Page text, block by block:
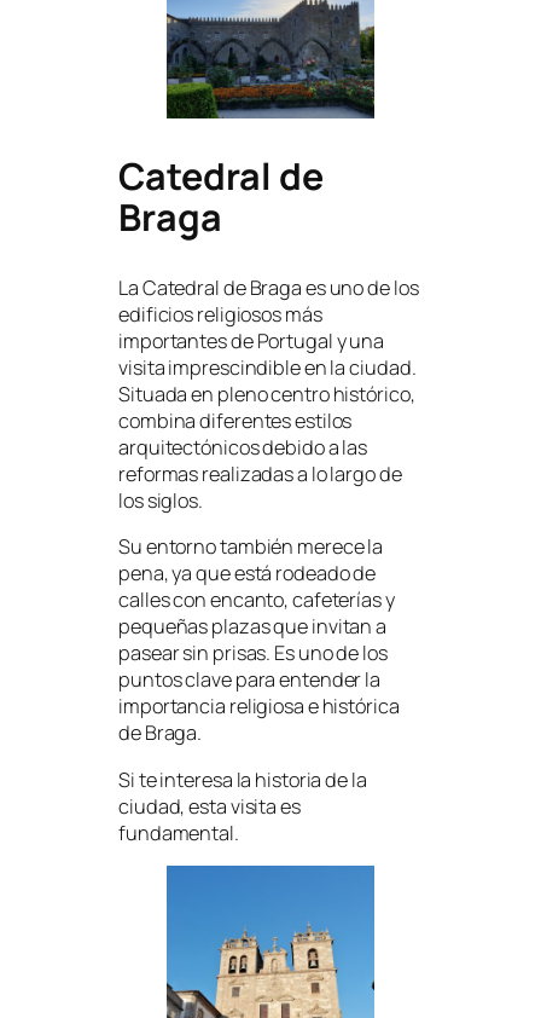
Catedral de
Braga
La Catedral de Braga es uno de los
edificios religiosos más
importantes de Portugal y una
visita imprescindible en la ciudad.
Situada en pleno centro histórico,
combina diferentes estilos
arquitectónicos debido a las
reformas realizadas a lo largo de
los siglos.
Su entorno también merece la
pena, ya que está rodeado de
calles con encanto, cafeterías y
pequeñas plazas que invitan a
pasear sin prisas. Es uno de los
puntos clave para entender la
importancia religiosa e histórica
de Braga.
Si te interesa la historia de la
ciudad, esta visita es
fundamental.